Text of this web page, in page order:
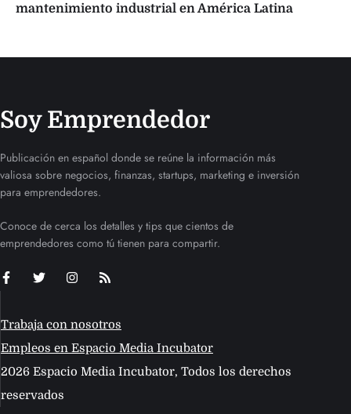
mantenimiento industrial en América Latina
Soy Emprendedor
Publicación en español donde se reúne la información más
valiosa sobre negocios, finanzas, startups, marketing e inversión
para emprendedores.
Conoce de cerca los detalles y tips que cientos de
emprendedores como tú tienen para compartir.
Trabaja con nosotros
Empleos en Espacio Media Incubator
2026 Espacio Media Incubator, Todos los derechos
reservados